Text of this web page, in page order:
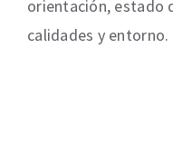
orientación, estado
calidades y entorno.